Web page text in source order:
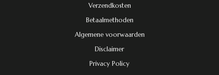
Verzendkosten
Betaalmethoden
Algemene voorwaarden
Disclaimer
Privacy Policy